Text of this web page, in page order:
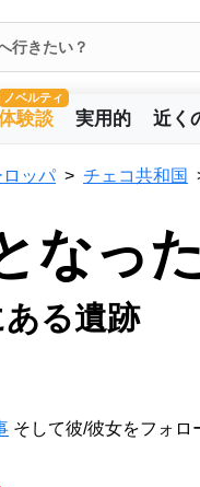
ノベルティ
験談 実用的 近く
ロッパ チェコ共和国
なっ
る遺跡
そして彼/彼女をフォロ